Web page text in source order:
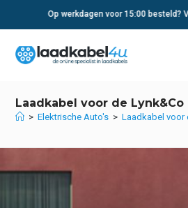
Op werkdagen voor 15:00 besteld?
Laadkabel voor de Lynk&Co
> Elektrische Auto's > Laadkabel voor